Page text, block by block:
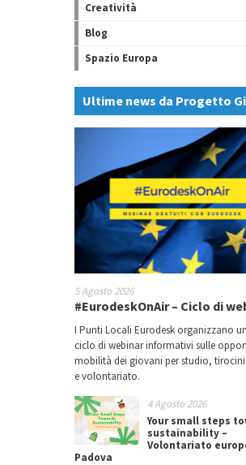
Creatività
Blog
Spazio Europa
Ultime news da Progetto
5 Agosto 2026
#EurodeskOnAir – Ciclo di
I Punti Locali Eurodesk organizzano
ciclo di webinar informativi sulle
mobilità dei giovani per studio,
e volontariato.
4 Agosto 2026
Your small steps
sustainability –
Volontariato
Padova